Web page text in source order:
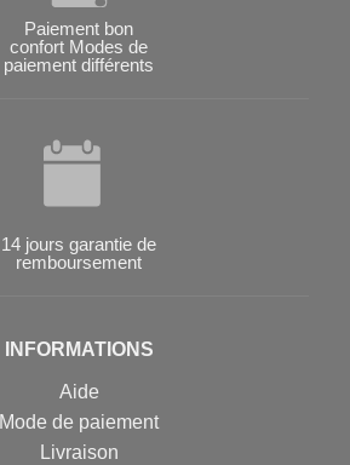
Paiement bon
confort Modes de
paiement différents
14 jours garantie de
remboursement
INFORMATIONS
Aide
Mode de paiement
Livraison